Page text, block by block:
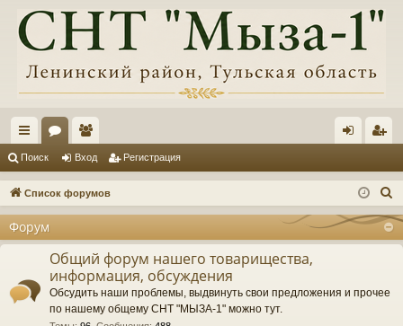
с
ы
и
ум
ол
ьз
ат
ел
и
д ис
ац
Поиск Вход Регистрация
Список форумов
Форум
Общий форум нашего товарищества,
информация, обсуждения
Обсудить наши проблемы, выдвинуть свои предложения и прочее
по нашему общему СНТ "МЫЗА-1" можно тут.